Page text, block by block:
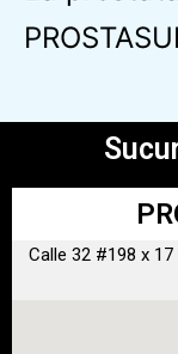
Calle 32 #198 x